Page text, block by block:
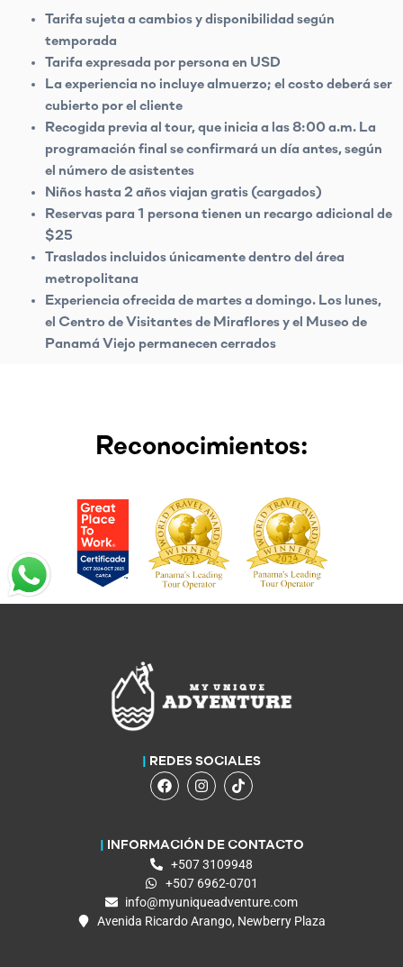
Tarifa sujeta a cambios y disponibilidad según
temporada
Tarifa expresada por persona en USD
La experiencia no incluye almuerzo; el costo deberá ser
cubierto por el cliente
Recogida previa al tour, que inicia a las 8:00 a.m. La
programación final se confirmará un día antes, según
el número de asistentes
Niños hasta 2 años viajan gratis (cargados)
Reservas para 1 persona tienen un recargo adicional de
$25
Traslados incluidos únicamente dentro del área
metropolitana
Experiencia ofrecida de martes a domingo. Los lunes,
el Centro de Visitantes de Miraflores y el Museo de
Panamá Viejo permanecen cerrados
Reconocimientos:
REDES SOCIALES
INFORMACIÓN DE CONTACTO
+507 3109948
+507 6962-0701
info@myuniqueadventure.com
Avenida Ricardo Arango, Newberry Plaza